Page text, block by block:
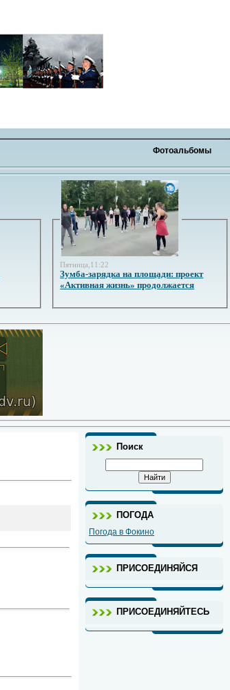
Фотоальбомы
Пятница,11:22
Зумба-зарядка на площади: проект
«Активная жизнь» продолжается
Поиск
ПОГОДА
Погода в Фокино
ПРИСОЕДИНЯЙСЯ
ПРИСОЕДИНЯЙТЕСЬ